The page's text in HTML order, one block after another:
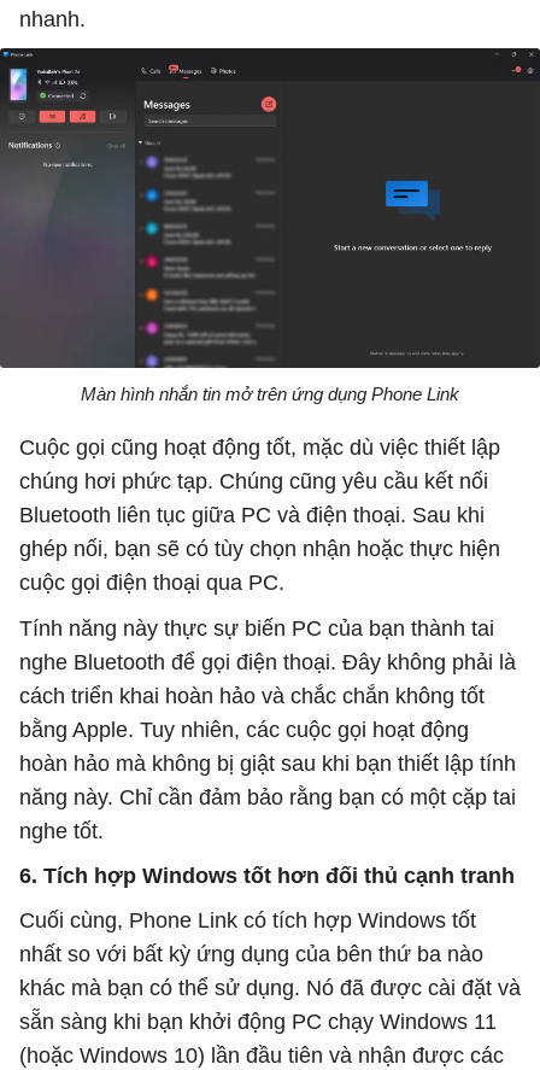
nhanh.
Màn hình nhắn tin mở trên ứng dụng Phone Link
Cuộc gọi cũng hoạt động tốt, mặc dù việc thiết lập
chúng hơi phức tạp. Chúng cũng yêu cầu kết nối
Bluetooth liên tục giữa PC và điện thoại. Sau khi
ghép nối, bạn sẽ có tùy chọn nhận hoặc thực hiện
cuộc gọi điện thoại qua PC.
Tính năng này thực sự biến PC của bạn thành tai
nghe Bluetooth để gọi điện thoại. Đây không phải là
cách triển khai hoàn hảo và chắc chắn không tốt
bằng Apple. Tuy nhiên, các cuộc gọi hoạt động
hoàn hảo mà không bị giật sau khi bạn thiết lập tính
năng này. Chỉ cần đảm bảo rằng bạn có một cặp tai
nghe tốt.
6. Tích hợp Windows tốt hơn đối thủ cạnh tranh
Cuối cùng, Phone Link có tích hợp Windows tốt
nhất so với bất kỳ ứng dụng của bên thứ ba nào
khác mà bạn có thể sử dụng. Nó đã được cài đặt và
sẵn sàng khi bạn khởi động PC chạy Windows 11
(hoặc Windows 10) lần đầu tiên và nhận được các